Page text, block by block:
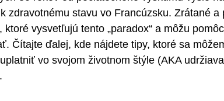
zdravotnému stavu vo Francúzsku. Zrátané
ktoré vysvetľujú tento „paradox“ a môžu
Čítajte ďalej, kde nájdete tipy, ktoré sa
vo svojom životnom štýle (AKA